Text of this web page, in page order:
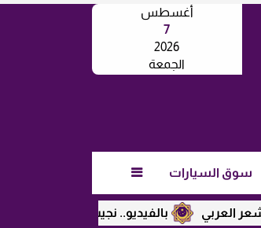
أغسطس
7
2026
الجمعة
سوق السيارات 
بالفيديو.. نجيب ساويرس يكشف عن رأيه في